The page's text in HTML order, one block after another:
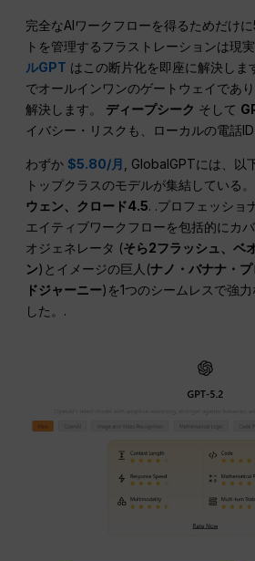
完全なAIワークフローを得るためだけ
トを管理するフラストレーションは現
ルGPT はこの断片化を即座に解決しま
でオールインワンのゲートウェイであ
解決します。 ディープシーク そして
イバシー・リスクも、ローカルの電話
わずか$5.80/月 , GlobalGPTには、以
トップクラスのモデルが集結している。
ウェン、クロード4.5. .プロフェッショ
エイティブワークフローを包括的にカ
オジェネレータ (そら2フラッシュ、ベ
ン)とイメージの巨人(ナノ・バナナ・
ドジャーニー)を1つのシームレスで強
した。.